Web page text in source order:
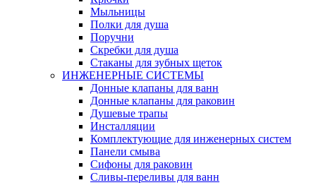
Мыльницы
Полки для душа
Поручни
Скребки для душа
Стаканы для зубных щеток
ИНЖЕНЕРНЫЕ СИСТЕМЫ
Донные клапаны для ванн
Донные клапаны для раковин
Душевые трапы
Инсталляции
Комплектующие для инженерных систем
Панели смыва
Сифоны для раковин
Сливы-переливы для ванн